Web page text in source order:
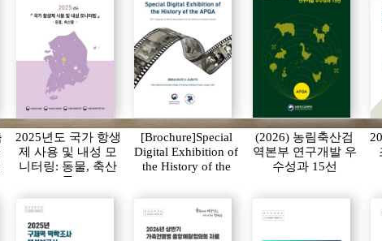
2025년도 국가 항생
제 사용 및 내성 모
니터링: 동물, 축산
물
[Brochure]Special
Digital Exhibition of
the History of the
(2026) 농림축산검
역본부 연구개발 우
수성과 15선